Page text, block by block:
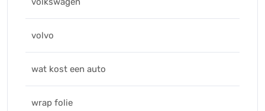
volvo
wat kost een auto
wrap folie